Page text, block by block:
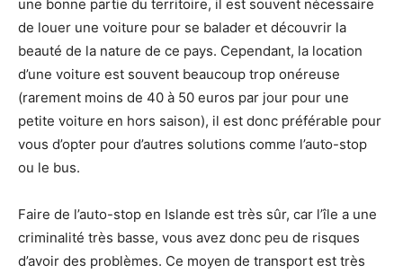
une bonne partie du territoire, il est souvent nécessaire
de louer une voiture pour se balader et découvrir la
beauté de la nature de ce pays. Cependant, la location
d’une voiture est souvent beaucoup trop onéreuse
(rarement moins de 40 à 50 euros par jour pour une
petite voiture en hors saison), il est donc préférable pour
vous d’opter pour d’autres solutions comme l’auto-stop
ou le bus.
Faire de l’auto-stop en Islande est très sûr, car l’île a une
criminalité très basse, vous avez donc peu de risques
d’avoir des problèmes. Ce moyen de transport est très